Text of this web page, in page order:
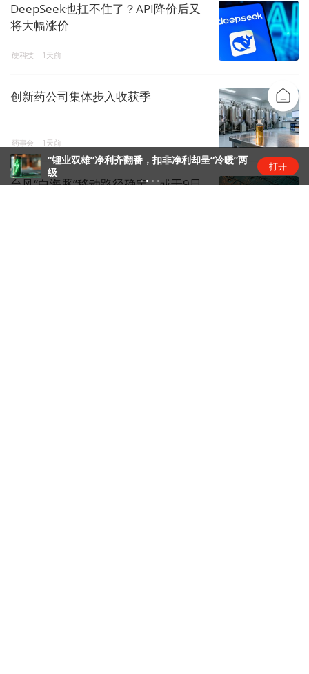
DeepSeek也扛不住了？API降价后又
将大幅涨价
硬科技 1天前
创新药公司集体步入收获季
药事会 1天前
台风“白海豚”移动路径确定，或于9日
“锂业双雄”净利齐翻番，扣非净利却呈“冷暖”两
级
打开